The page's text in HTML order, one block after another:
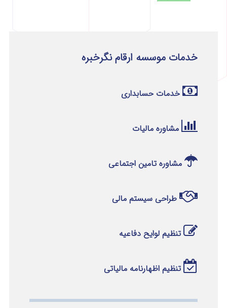
خدمات موسسه ارقام نگرخبره
خدمات حسابداری
مشاوره مالیات
مشاوره تامین اجتماعی
طراحی سیستم مالی
تنظیم لوایح دفاعیه
تنظیم اظهارنامه مالیاتی